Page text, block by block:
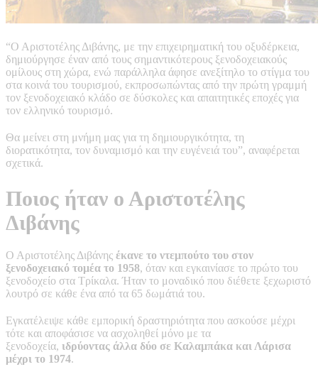
“Ο Αριστοτέλης Διβάνης, με την επιχειρηματική του οξυδέρκεια,
δημιούργησε έναν από τους σημαντικότερους ξενοδοχειακούς
ομίλους στη χώρα, ενώ παράλληλα άφησε ανεξίτηλο το στίγμα του
στα κοινά του τουρισμού, εκπροσωπώντας από την πρώτη γραμμή
τον ξενοδοχειακό κλάδο σε δύσκολες και απαιτητικές εποχές για
τον ελληνικό τουρισμό.
Θα μείνει στη μνήμη μας για τη δημιουργικότητα, τη
διορατικότητα, τον δυναμισμό και την ευγένειά του”, αναφέρεται
σχετικά.
Ποιος ήταν ο Αριστοτέλης
Διβάνης
Ο Αριστοτέλης Διβάνης έκανε το ντεμπούτο του στον
ξενοδοχειακό τομέα το 1958, όταν και εγκαινίασε το πρώτο του
ξενοδοχείο στα Τρίκαλα. Ήταν το μοναδικό που διέθετε ξεχωριστό
λουτρό σε κάθε ένα από τα 65 δωμάτιά του.
Εγκατέλειψε κάθε εμπορική δραστηριότητα που ασκούσε μέχρι
τότε και αποφάσισε να ασχοληθεί μόνο με τα
ξενοδοχεία, ιδρύοντας άλλα δύο σε Καλαμπάκα και Λάρισα
μέχρι το 1974.